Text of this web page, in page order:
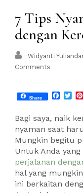
7 Tips
dengan
Widyanti
Comments
Share
Bagi saya, naik
nyaman saat
Mungkin begitu
Untuk Anda yang
perjalanan
hal yang
ini berkaitan